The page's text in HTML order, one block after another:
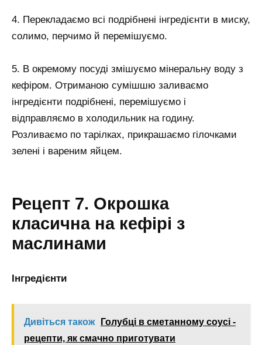
4. Перекладаємо всі подрібнені інгредієнти в миску,
солимо, перчимо й перемішуємо.
5. В окремому посуді змішуємо мінеральну воду з
кефіром. Отриманою сумішшю заливаємо
інгредієнти подрібнені, перемішуємо і
відправляємо в холодильник на годину.
Розливаємо по тарілках, прикрашаємо гілочками
зелені і вареним яйцем.
Рецепт 7. Окрошка
класична на кефірі з
маслинами
Інгредієнти
Дивіться також
Голубці в сметанному соусі -
рецепти, як смачно приготувати